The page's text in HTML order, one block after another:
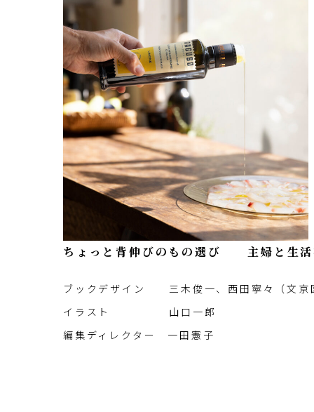
ちょっと背伸びのもの選び 主婦と生
ブックデザイン 三木俊一、西田寧々（文京
イラスト 山口一郎
編集ディレクター 一田憲子